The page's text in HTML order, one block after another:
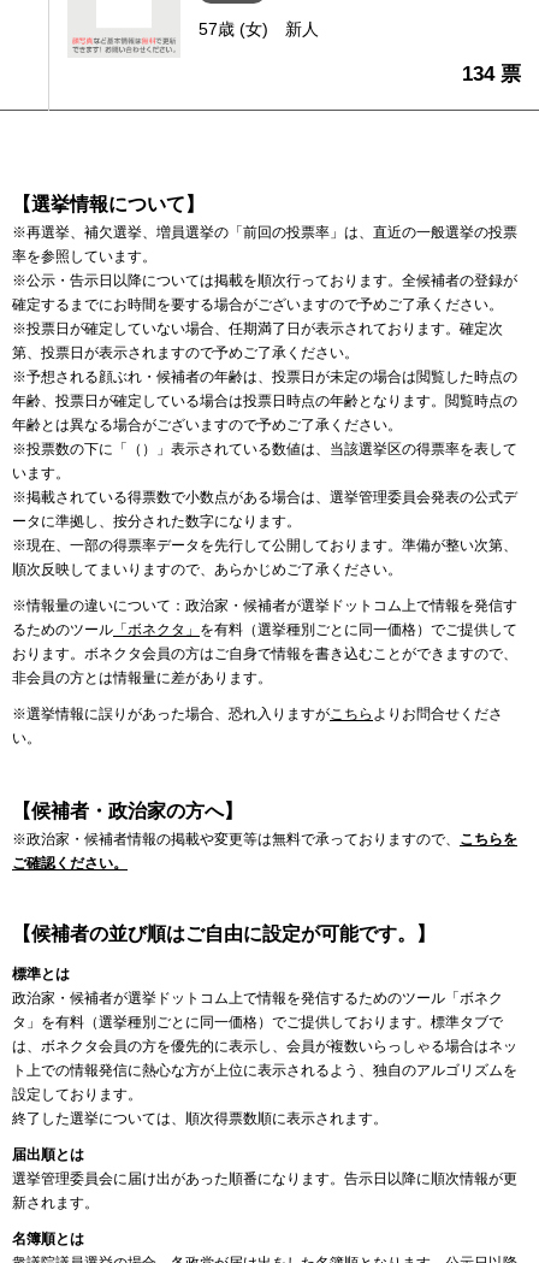
57歳 (女) 新人
134 票
【選挙情報について】
※再選挙、補欠選挙、増員選挙の「前回の投票率」は、直近の一般選挙の投票
率を参照しています。
※公示・告示日以降については掲載を順次行っております。全候補者の登録が
確定するまでにお時間を要する場合がございますので予めご了承ください。
※投票日が確定していない場合、任期満了日が表示されております。確定次
第、投票日が表示されますので予めご了承ください。
※予想される顔ぶれ・候補者の年齢は、投票日が未定の場合は閲覧した時点の
年齢、投票日が確定している場合は投票日時点の年齢となります。閲覧時点の
年齢とは異なる場合がございますので予めご了承ください。
※投票数の下に「（）」表示されている数値は、当該選挙区の得票率を表して
います。
※掲載されている得票数で小数点がある場合は、選挙管理委員会発表の公式デ
ータに準拠し、按分された数字になります。
※現在、一部の得票率データを先行して公開しております。準備が整い次第、
順次反映してまいりますので、あらかじめご了承ください。
※情報量の違いについて：政治家・候補者が選挙ドットコム上で情報を発信す
るためのツール 「ボネクタ」 を有料（選挙種別ごとに同一価格）でご提供して
おります。ボネクタ会員の方はご自身で情報を書き込むことができますので、
非会員の方とは情報量に差があります。
※選挙情報に誤りがあった場合、恐れ入りますがこちら よりお問合せくださ
い。
【候補者・政治家の方へ】
※政治家・候補者情報の掲載や変更等は無料で承っておりますので、 こちらを
ご確認ください。
【候補者の並び順はご自由に設定が可能です。】
標準とは
政治家・候補者が選挙ドットコム上で情報を発信するためのツール「ボネク
タ」を有料（選挙種別ごとに同一価格）でご提供しております。標準タブで
は、ボネクタ会員の方を優先的に表示し、会員が複数いらっしゃる場合はネッ
ト上での情報発信に熱心な方が上位に表示されるよう、独自のアルゴリズムを
設定しております。
終了した選挙については、順次得票数順に表示されます。
届出順とは
選挙管理委員会に届け出があった順番になります。告示日以降に順次情報が更
新されます。
名簿順とは